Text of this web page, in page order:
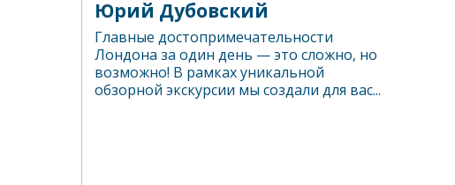
Юрий Дубовский
Главные достопримечательности
Лондона за один день — это сложно, но
возможно! В рамках уникальной
обзорной экскурсии мы создали для вас...